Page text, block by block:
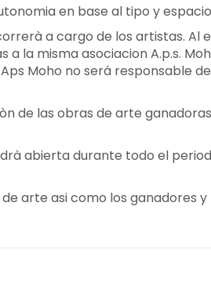
en base al tipo y
a cargo de los artistas. Al
la misma asociacion A.p.s.
Moho no será responsable
de las obras de arte
abierta durante todo el
arte asi como los ganadores